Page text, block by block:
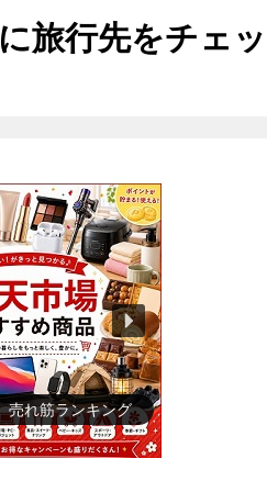
旅行先をチェ
売れ筋ランキング